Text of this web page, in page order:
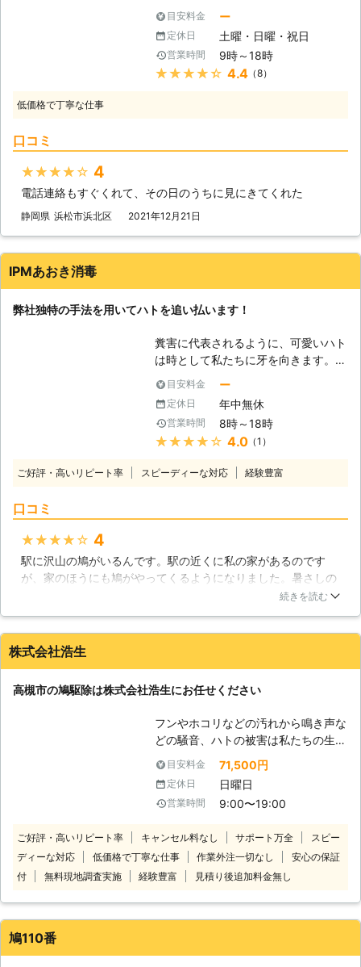
や防除施工を承っております。近年、
ハトの糞や営巣による汚損、足音や鳴
き声による騒音などでお困りのお客様
は非常に増えています。ハトは平和の
象徴ともされていますが、その被害は
ご相談いただきたいと思います。確実
にハトはその場所狙っているからで
は岸壁などを好んで巣を作りますが、
ルの屋上などあらゆる場所に巣を作り
ます。ハトは非常に帰巣本能が強い動
物で、一度巣を作るとその場所に強い
執着を持ちます。例え巣を撤去しても
においなどで元の場所に再び巣を作ろ
うとします。 【ハトの被害につい
て】 ハトは巣の中で排泄し、その量
も多い事から大量に堆積していきま
す。何度もヒナが巣立ったような巣は
あります。糞はその場所にこびりつ
と、金属の腐食が起こりますので危険
な状態となります。また、糞には病原
菌が含まれており、風などで飛散する
事で近隣にも菌をまき散らしてしまい
ます。 このような被害をもたらすハ
も多く、ハトの被害に気が付くまで時
間がかかってしまうケースが多いので
トの巣の撤去・清掃を行い、その被害
が再発しないように対策をさせて頂き
目安料金 ー
定休日 土曜・日曜・祝日
営業時間 9時～18時
★★★★★ 4.4（8）
低価格で丁寧な仕事
口コミ
★★★★★ 4
電話連絡もすぐくれて、その日のうちに見にきてくれた
静岡県 浜松市浜北区 2021年12月21日
IPMあおき消毒
弊社独特の手法を用いてハトを追い払います！
糞害に代表されるように、可愛いハト
は時として私たちに牙を向きます。し
かし多くの人は対策がわからず、見て
みぬ振りをしているのではないでしょ
うか。しかしそれは、ハトにとっては
好都合。滞在時間は延びていき、最終
的には巣を作って卵まで産んでしまう
れです。 そうなってしまう前に、私
さい。 【IPMとは？】 弊社の社名に
も用いられている「IPM」という単
語。これは「総合的病害虫管理」を意
味します。元々は農業における病害虫
の抑制についての言葉でしたが、現在
も、この手法が採用されています。つ
まり、忌避剤といった化学的な対策だ
けでなく、ネットを利用した物理的対
策や、天敵（の模型など）を利用した
生物的対策など総合的な方法で駆除を
行うのです。まだまだ新しい手法のた
め、私たちも勉強している最中です。
しかしこの方法を完璧に身につけるこ
様の役に立つことでしょう。
目安料金 ー
定休日 年中無休
営業時間 8時～18時
★★★★★ 4.0（1）
ご好評・高いリピート率 スピーディーな対応 経験豊富
口コミ
★★★★★ 4
駅に沢山の鳩がいるんです。駅の近くに私の家があるのです
が、家のほうにも鳩がやってくるようになりました。暑さしの
ぎだと思いますが、屋根の下にまで来るので困っています。対
した。その後業者さんは、鳩の糞の掃除と、鳩が来ないように
する対策を行いました。2日後、鳩がやってくると嫌がって逃
せんでした。有難うございました。
2016年10月16日
続きを読む
株式会社浩生
高槻市の鳩駆除は株式会社浩生にお任せください
フンやホコリなどの汚れから鳴き声な
どの騒音、ハトの被害は私たちの生活
に影響を与えますよね。「確実に効果
の出る鳩駆除を依頼したい」というと
きや、再発にうんざりしていて「アフ
ターフォローのある鳩駆除業者を探し
にお任せください！ 当店の鳩駆除の
方法は確実な「追い出し」をおこなう
ことで、お客様が平穏な生活に戻れる
な植物エキス配合の忌避剤の使用によ
に対策もできます。 施工後には3年の
目安料金 71,500円
定休日 日曜日
営業時間 9:00〜19:00
ご好評・高いリピート率 キャンセル料なし サポート万全
スピー
ディーな対応
低価格で丁寧な仕事 作業外注一切なし
安心の保証
付
無料現地調査実施 経験豊富 見積り後追加料金無し
鳩110番